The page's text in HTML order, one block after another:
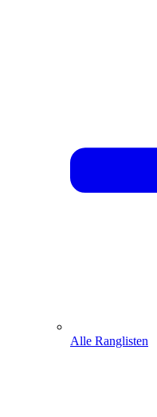
Alle Ranglisten